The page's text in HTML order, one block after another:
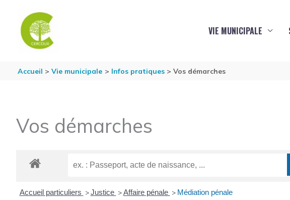
VIE MUNICIPALE
Accueil Vie municipale Infos pratiques Vos démarches
Vos démarches
Accueil particuliers > Justice > Affaire pénale > Médiation pénale